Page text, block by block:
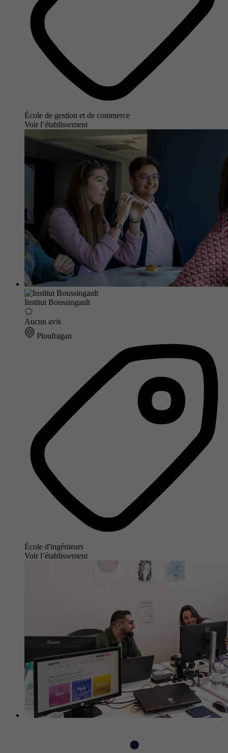
École de gestion et de commerce
Voir l’établissement
Institut Boussingault
Aucun avis
Ploufragan
École d'ingénieurs
Voir l’établissement